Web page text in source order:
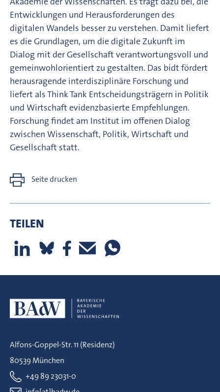
Entwicklungen und Herausforderungen des
digitalen Wandels besser zu verstehen. Damit liefert
es die Grundlagen, um die digitale Zukunft im
Dialog mit der Gesellschaft verantwortungsvoll und
gemeinwohlorientiert zu gestalten. Das bidt fördert
herausragende interdisziplinäre Forschung und
liefert als Think Tank Entscheidungsträgern in Politik
und Wirtschaft evidenzbasierte Empfehlungen.
Forschung findet am Institut im offenen Dialog
zwischen Wissenschaft, Politik, Wirtschaft und
Gesellschaft statt.
Seite drucken
TEILEN
Alfons-Goppel-Str. 11 (Residenz)
80539 München
+49 89 23031-0